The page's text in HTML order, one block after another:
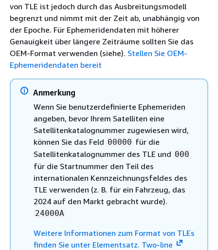
von TLE ist jedoch durch das Ausbreitungsmodell
begrenzt und nimmt mit der Zeit ab, unabhängig von
der Epoche. Für Ephemeridendaten mit höherer
Genauigkeit über längere Zeiträume sollten Sie das
OEM-Format verwenden (siehe). Stellen Sie OEM-
Ephemeridendaten bereit
Anmerkung
Wenn Sie benutzerdefinierte Ephemeriden
angeben, bevor Ihrem Satelliten eine
Satellitenkatalognummer zugewiesen wird,
können Sie das Feld 00000 für die
Satellitenkatalognummer des TLE und 000
für die Startnummer den Teil des
internationalen Kennzeichnungsfeldes des
TLE verwenden (z. B. für ein Fahrzeug, das
2024 auf den Markt gebracht wurde).
24000A
Weitere Informationen zum Format von TLEs
finden Sie unter Elementsatz. Two-line